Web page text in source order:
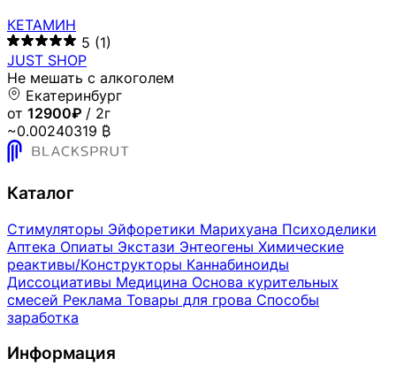
КЕТАМИН
5 (1)
JUST SHOP
Не мешать с алкоголем
Екатеринбург
от 12900₽ / 2г
~0.00240319 ₿
Каталог
Стимуляторы Эйфоретики Марихуана Психоделики
Аптека Опиаты Экстази Энтеогены Химические
реактивы/Конструкторы Каннабиноиды
Диссоциативы Медицина Основа курительных
смесей Реклама Товары для грова Способы
заработка
Информация